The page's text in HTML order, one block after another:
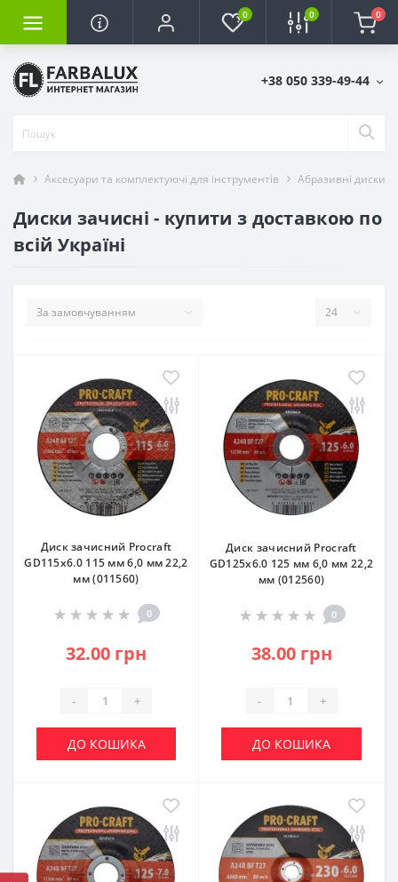
0 0 0
+38 050 339-49-44
Аксесуари та комплектуючі для інструментів Абразивні диски
Диски зачисні - купити з доставкою по
всій Україні
Диск зачисний Procraft
GD115x6.0 115 мм 6,0 мм 22,2
мм (011560)
0
32.00 грн
- +
ДО КОШИКА
Диск зачисний Procraft
GD125x6.0 125 мм 6,0 мм 22,2
мм (012560)
0
38.00 грн
- +
ДО КОШИКА